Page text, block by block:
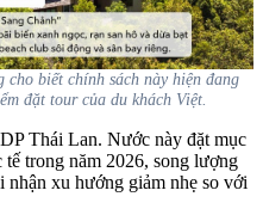
cho biết chính sách này hiện đang
đặt tour của du khách Việt.
Thái Lan. Nước này đặt mục
trong năm 2026, song lượng
nhận xu hướng giảm nhẹ so với